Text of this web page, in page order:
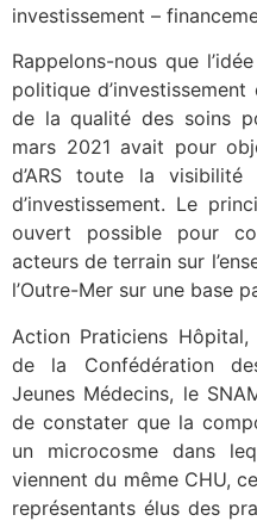
investissement –
Rappelons-nous que
politique
de la qualité des soins
mars 2021 avait pour
d’ARS toute la
d’investissement. Le
ouvert possible pour
acteurs de terrain sur
l’Outre-Mer sur une base
Action Praticiens Hôpital,
de la Confédération
Jeunes Médecins, le
de constater que la
un microcosme dans
viennent du même CHU,
représentants élus des